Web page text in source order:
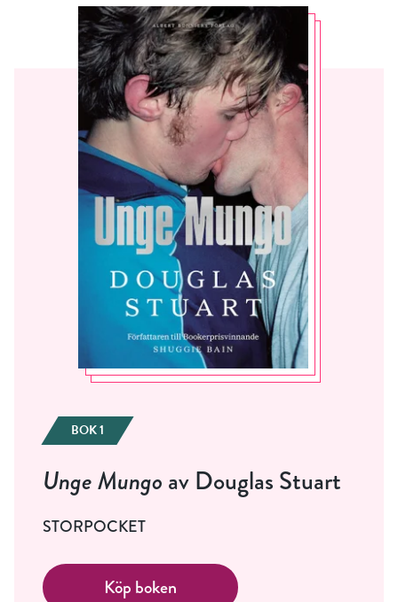
BOK 1
Unge Mungoav Douglas Stuart
STORPOCKET
Köp boken